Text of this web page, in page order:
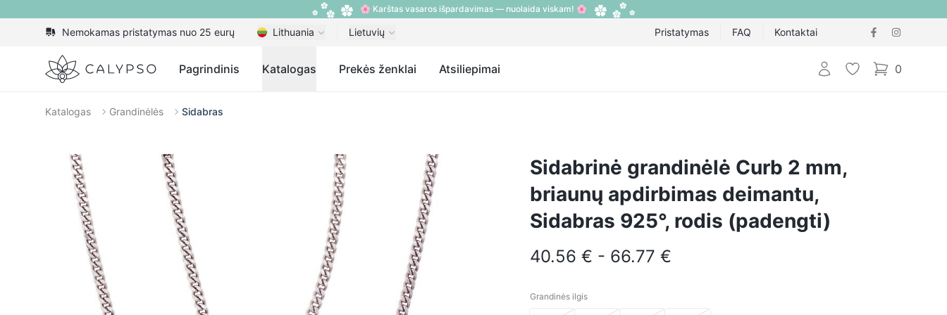
🌸 Karštas vasaros išpardavimas — nuolaida viskam! 🌸
Nemokamas pristatymas nuo 25 eurų Lithuania Lietuvių Pristatymas FAQ Kontaktai
Calypso Pagrindinis Katalogas Prekės ženklai Atsiliepimai PrisijungtiPageidavimų
0
items in cart,
Katalogas Grandinėlės Sidabras
Sidabrinė grandinėlė Curb 2 mm,
briaunų apdirbimas deimantu,
Sidabras 925°, rodis (padengti)
40.56 € - 66.77 €
Grandinės ilgis